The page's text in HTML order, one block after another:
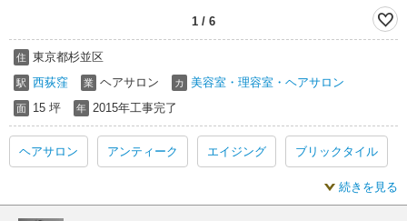
1 / 6
住 東京都杉並区
駅 西荻窪 業 ヘアサロン カ 美容室・理容室・ヘアサロン
面 15 坪 年 2015年工事完了
ヘアサロン アンティーク エイジング ブリックタイル
続きを見る